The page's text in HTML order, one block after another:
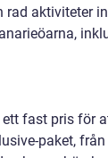
rad aktiviteter
ett fast pris för
paket,